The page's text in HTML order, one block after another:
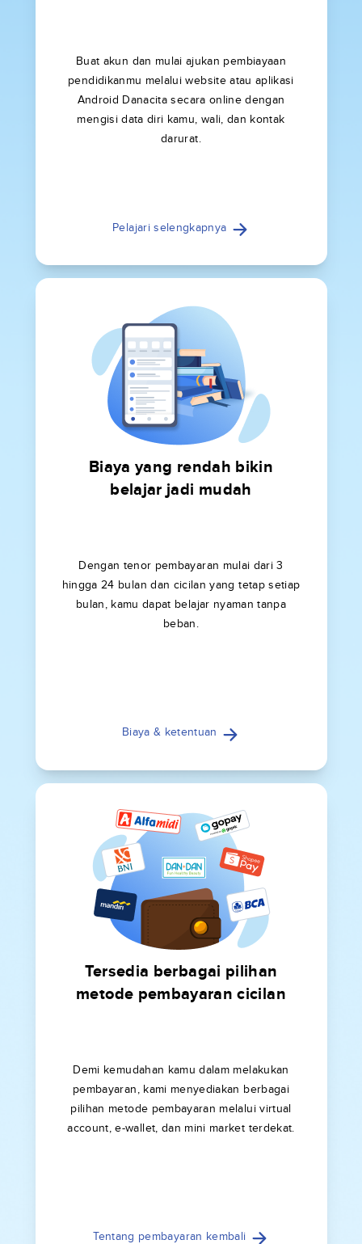
Buat akun dan mulai ajukan pembiayaan
pendidikanmu melalui website atau aplikasi
Android Danacita secara online dengan
mengisi data diri kamu, wali, dan kontak
darurat.
Pelajari selengkapnya
Biaya yang rendah bikin
belajar jadi mudah
Dengan tenor pembayaran mulai dari 3
hingga 24 bulan dan cicilan yang tetap setiap
bulan, kamu dapat belajar nyaman tanpa
beban.
Biaya & ketentuan
Tersedia berbagai pilihan
metode pembayaran cicilan
Demi kemudahan kamu dalam melakukan
pembayaran, kami menyediakan berbagai
pilihan metode pembayaran melalui virtual
account, e-wallet, dan mini market terdekat.
Tentang pembayaran kembali